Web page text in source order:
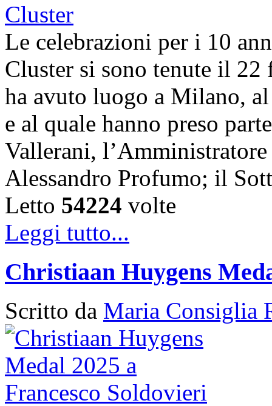
Le celebrazioni per i 10
Cluster si sono tenute il 22
ha avuto luogo a Milano,
e al quale hanno preso
Vallerani,
Alessandro Profumo; il
Letto 54224 volte
Leggi tutto...
Christiaan Huygens
Scritto da Maria Consiglia